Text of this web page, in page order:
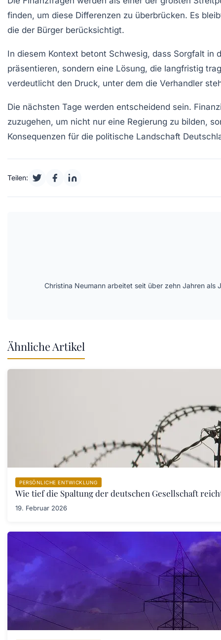
finden, um diese Differenzen zu überbrücken. Es
die der Bürger berücksichtigt.
In diesem Kontext betont Schwesig, dass Sorgfalt in
präsentieren, sondern eine Lösung, die langfristig
verdeutlicht den Druck, unter dem die Verhandler
Die nächsten Tage werden entscheidend sein.
zuzugehen, um nicht nur eine Regierung zu bilden,
Konsequenzen für die politische Landschaft
Teilen:
Christina Neumann arbeitet seit über zehn Jahren als
Ähnliche Artikel
PERSÖNLICHE ENTWICKLUNG
Wie tief die Spaltung der deutschen Gesellschaft
19. Februar 2026